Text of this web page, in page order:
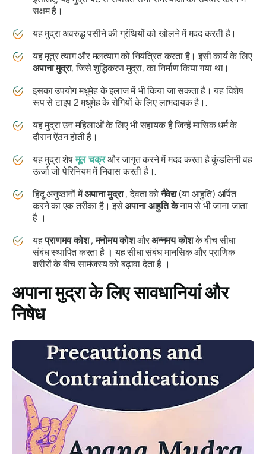
सक्षम है।
यहमुद्राअवरुद्ध पसीने की ग्रंथियों को खोलने में मदद करती है।
यह मूत्र त्याग और मलत्याग को नियंत्रित करता है। इसी कार्य के लिए
अपानामुद्रा, जिसे शुद्धिकरणमुद्रा, का निर्माण किया गया था।
इसका उपयोग मधुमेह के इलाज में भी किया जा सकता है। यह विशेष
रूप से टाइप 2 मधुमेह के रोगियों के लिए लाभदायक है।.
यहमुद्राउन महिलाओं के लिए भी सहायक है जिन्हें मासिक धर्म के
दौरान ऐंठन होती है।
यहमुद्राशेषमूलचक्र और जागृत करने में मदद करता हैकुंडलिनीवह
ऊर्जा जो पेरिनियम में निवास करती है।.
हिंदू अनुष्ठानों मेंअपानामुद्रा, देवता कोनैवेद्य(या आहुति) अर्पित
करने का एक तरीका है। इसेअपाना आहुति केनाम से भी जाना जाता
है ।
यहप्राणमयकोश,मनोमयकोशऔरअन्नमयकोशके बीच सीधा
संबंध स्थापित करता है । यह सीधा संबंध मानसिक और प्राणिक
शरीरों के बीच सामंजस्य को बढ़ावा देता है ।
अपाना मुद्राके लिए सावधानियां और
निषेध